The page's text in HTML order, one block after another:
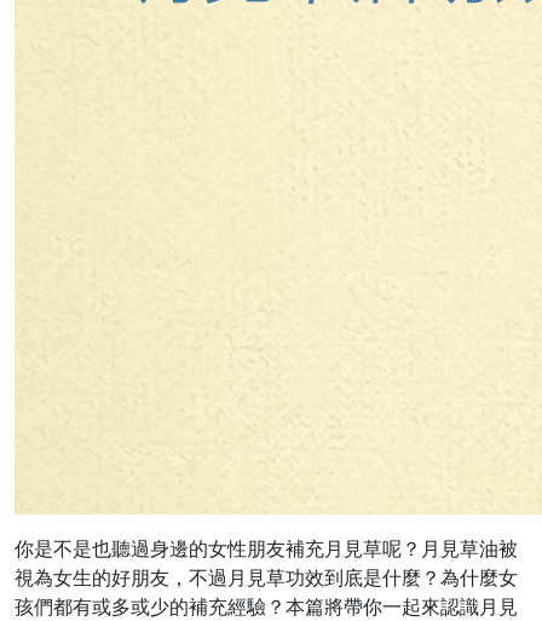
你是不是也聽過身邊的女性朋友補充月見草呢？月見草油被
視為女生的好朋友，不過月見草功效到底是什麼？為什麼女
孩們都有或多或少的補充經驗？本篇將帶你一起來認識月見